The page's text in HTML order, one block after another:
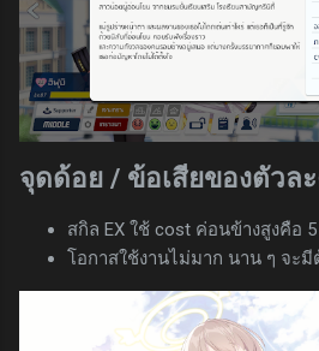
จุดด้อย / ข้อเสียของตัวล
สกิล EX ใช้ cost ค่อนข้างสูงคือ
โอกาสใช้งานไม่มาก นาน ๆ จะ